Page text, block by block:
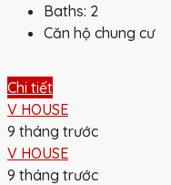
Baths: 2
Căn hộ chung cư
Chi tiết
V HOUSE
9 tháng trước
V HOUSE
9 tháng trước